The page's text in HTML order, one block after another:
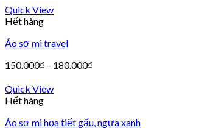
Quick View
Hết hàng
Áo sơ mi travel
150.000₫ – 180.000₫
Quick View
Hết hàng
Áo sơ mi họa tiết gấu, ngựa xanh